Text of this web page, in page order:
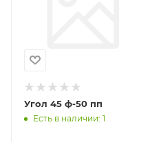
Угол 45 ф-50 пп
Есть в наличии: 1